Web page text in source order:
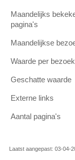
Maandelijks
pagina's
Maandelijkse
Waarde per
Geschatte waarde
Externe links
Aantal pagina's
Laatst aangepast: 03-04-